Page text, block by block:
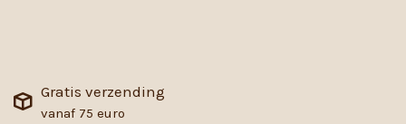
Gratis verzending
vanaf 75 euro